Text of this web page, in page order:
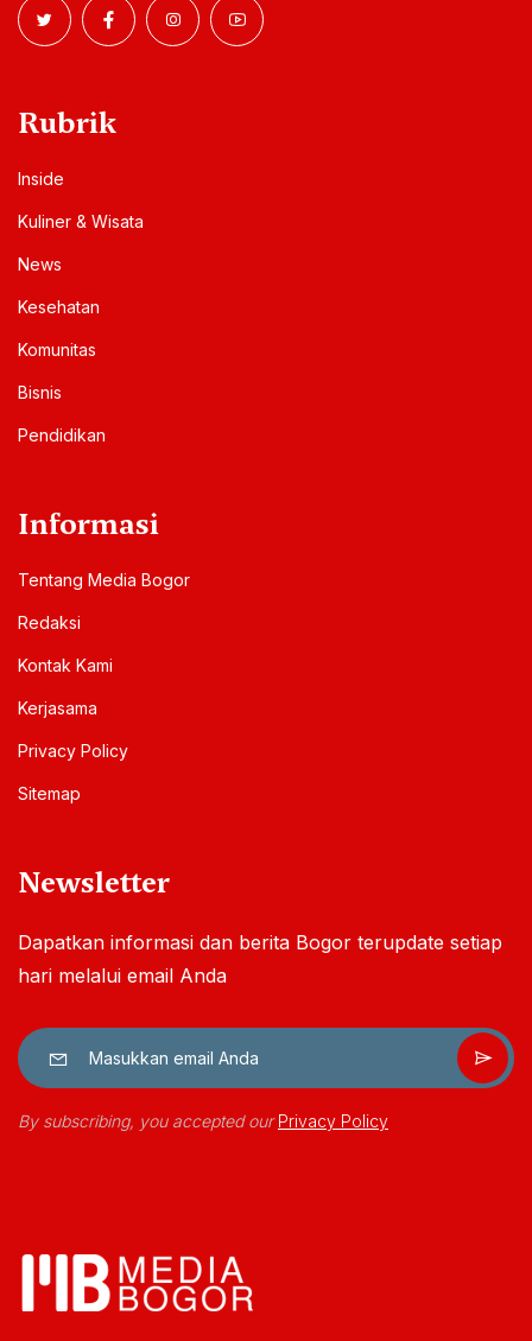
Rubrik
Inside
Kuliner & Wisata
News
Kesehatan
Komunitas
Bisnis
Pendidikan
Informasi
Tentang Media Bogor
Redaksi
Kontak Kami
Kerjasama
Privacy Policy
Sitemap
Newsletter
Dapatkan informasi dan berita Bogor terupdate setiap
hari melalui email Anda
By subscribing, you accepted ourPrivacy Policy